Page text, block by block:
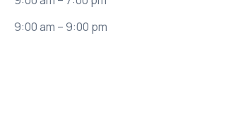
9:00 am – 9:00 pm